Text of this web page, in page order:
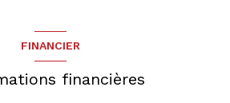
FINANCIER
financières